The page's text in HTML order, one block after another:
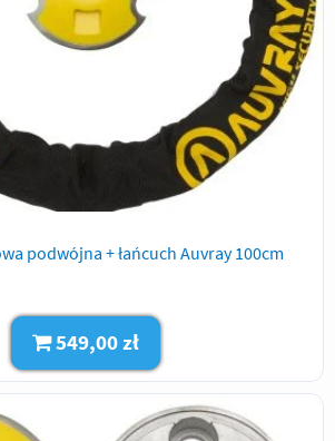
podwójna + łańcuch Auvray 100cm
549,00 zł